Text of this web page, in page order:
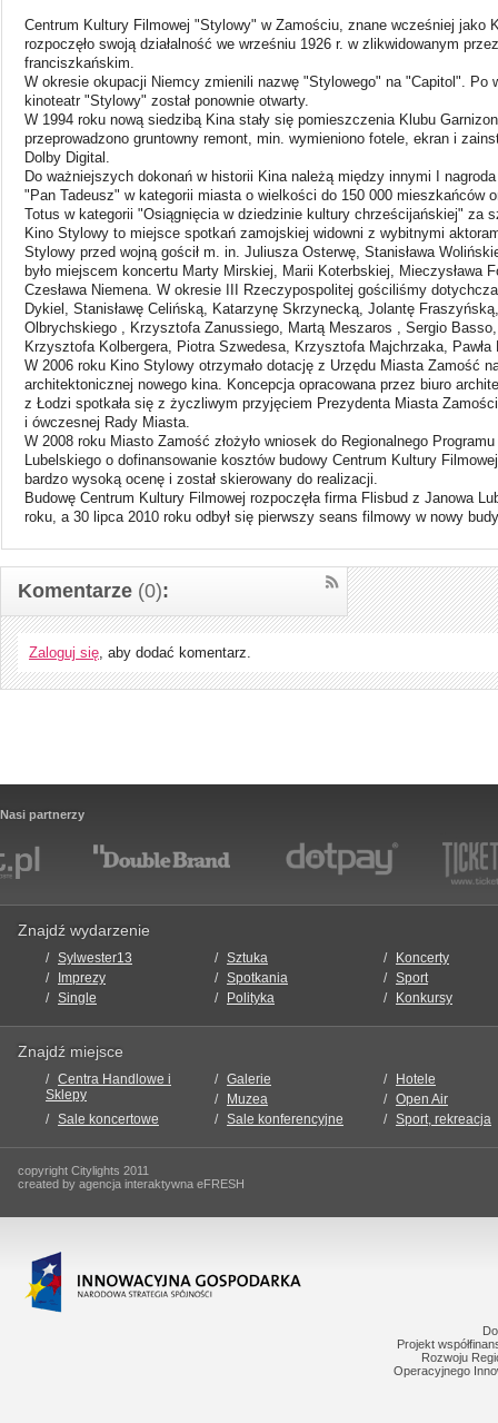
Centrum Kultury Filmowej "Stylowy" w Zamościu, znane wcześniej jako
rozpoczęło swoją działalność we wrześniu 1926 r. w zlikwidowanym
franciszkańskim.
W okresie okupacji Niemcy zmienili nazwę "Stylowego" na "Capitol". Po
kinoteatr "Stylowy" został ponownie otwarty.
W 1994 roku nową siedzibą Kina stały się pomieszczenia Klubu
przeprowadzono gruntowny remont, min. wymieniono fotele, ekran i
Dolby Digital.
Do ważniejszych dokonań w historii Kina należą między innymi I
"Pan Tadeusz" w kategorii miasta o wielkości do 150 000 mieszkańców
Totus w kategorii "Osiągnięcia w dziedzinie kultury chrześcijańskiej" za
Kino Stylowy to miejsce spotkań zamojskiej widowni z wybitnymi
Stylowy przed wojną gościł m. in. Juliusza Osterwę, Stanisława
było miejscem koncertu Marty Mirskiej, Marii Koterbskiej, Mieczysława
Czesława Niemena. W okresie III Rzeczypospolitej gościliśmy
Dykiel, Stanisławę Celińską, Katarzynę Skrzynecką, Jolantę
Olbrychskiego , Krzysztofa Zanussiego, Martą Meszaros , Sergio
Krzysztofa Kolbergera, Piotra Szwedesa, Krzysztofa Majchrzaka, Pawła
W 2006 roku Kino Stylowy otrzymało dotację z Urzędu Miasta Zamość
architektonicznej nowego kina. Koncepcja opracowana przez biuro
z Łodzi spotkała się z życzliwym przyjęciem Prezydenta Miasta
i ówczesnej Rady Miasta.
W 2008 roku Miasto Zamość złożyło wniosek do Regionalnego
Lubelskiego o dofinansowanie kosztów budowy Centrum Kultury
bardzo wysoką ocenę i został skierowany do realizacji.
Budowę Centrum Kultury Filmowej rozpoczęła firma Flisbud z Janowa
roku, a 30 lipca 2010 roku odbył się pierwszy seans filmowy w nowy
Komentarze (0):
Zaloguj się, aby dodać komentarz.
Nasi partnerzy
Znajdź wydarzenie
Sylwester13 Sztuka
Koncerty
Imprezy
Spotkania
Sport
Single
Polityka Konkursy
Znajdź miejsce
Centra Handlowe i
Sklepy
Galerie
Hotele
Muzea
Open Air
Sale koncertowe
Sale konferencyjne Sport, rekreacja
copyright Citylights 2011
created by agencja interaktywna eFRESH
Projekt
Rozwoju
Operacyjnego